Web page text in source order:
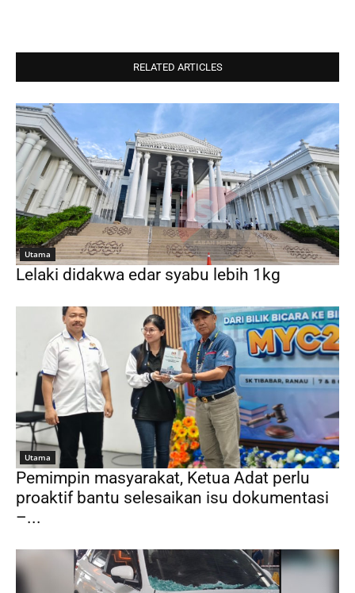
RELATED ARTICLES
Utama
Lelaki didakwa edar syabu lebih 1kg
Utama
Pemimpin masyarakat, Ketua Adat perlu
proaktif bantu selesaikan isu dokumentasi
–...